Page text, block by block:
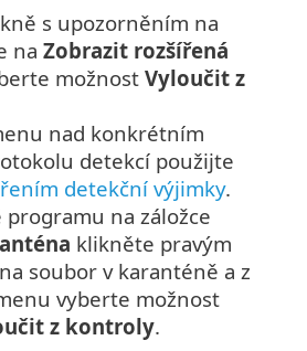
s upozorněním na
naZobrazit rozšířená
možnostVyloučit z
nad konkrétním
detekcí použijte
detekční výjimky.
na záložce
klikněte pravým
soubor v karanténě a z
vyberte možnost
z kontroly.